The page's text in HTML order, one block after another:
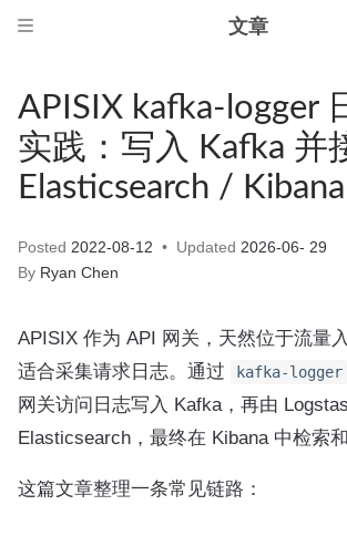
文章
APISIX kafka-logger
实践：写入 Kafka 并
Elasticsearch / Kibana
Posted 2022-08-12 Updated 2026-06- 29
By Ryan Chen
APISIX 作为 API 网关，天然位于流量
适合采集请求日志。通过
kafka-logger
网关访问日志写入 Kafka，再由
Elasticsearch，最终在 Kibana 中检索和
这篇文章整理一条常见链路：